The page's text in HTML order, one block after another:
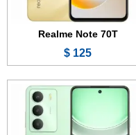
Realme Note 70T
125 $
عرض الموصفات ←
الذاكرة:256 أو 512 جيجابايت